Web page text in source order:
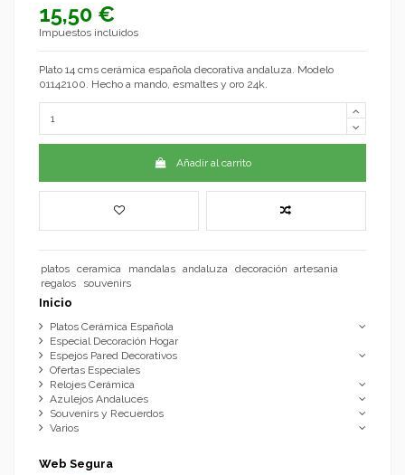
15,50 €
Impuestos incluidos
Plato 14 cms cerámica española decorativa andaluza. Modelo
01142100. Hecho a mando, esmaltes y oro 24k.
Añadir al carrito
platos ceramica mandalas andaluza decoración artesania
regalos
souvenirs
Inicio
Platos Cerámica Española
Especial Decoración Hogar
Espejos Pared Decorativos
Ofertas Especiales
Relojes Cerámica
Azulejos Andaluces
Souvenirs y Recuerdos
Varios
Web Segura